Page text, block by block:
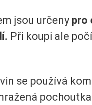
jsou určeny pro
Při koupi ale
se používá